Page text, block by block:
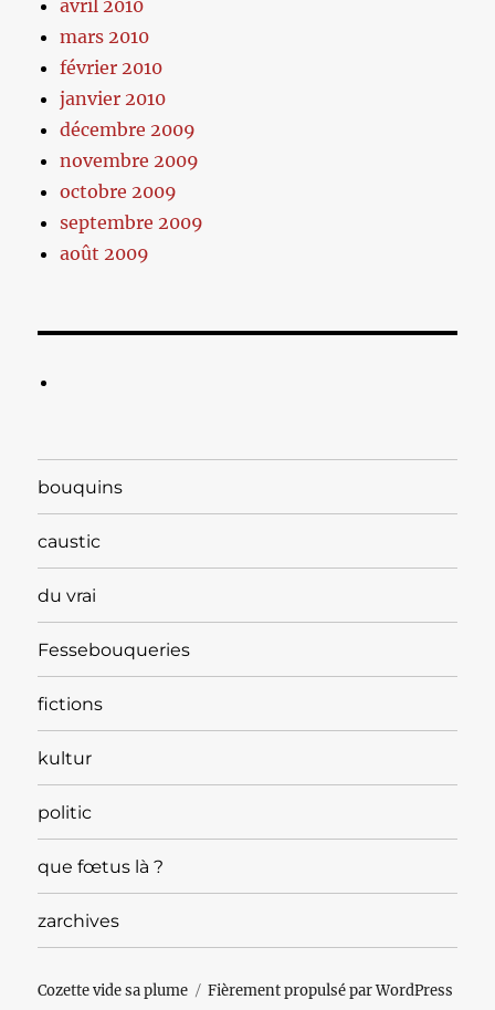
avril 2010
mars 2010
février 2010
janvier 2010
décembre 2009
novembre 2009
octobre 2009
septembre 2009
août 2009
bouquins
caustic
du vrai
Fessebouqueries
fictions
kultur
politic
que fœtus là ?
zarchives
Cozette vide sa plume Fièrement propulsé par WordPress